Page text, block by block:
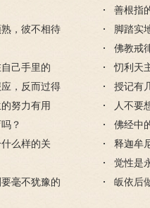
，彼不相待
己手里的
，反而过得
努力有用
？
么样的关
毫不犹豫的
善根指
脚踏实
不会白
佛教戒
忉利天
授记有
人不要
佛经中
释迦牟
觉性是
皈依后